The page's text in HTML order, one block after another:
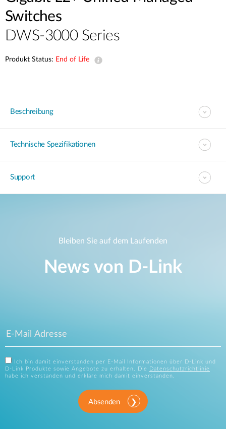
Switches
DWS-3000 Series
Produkt Status: End of Life
Beschreibung
Technische Spezifikationen
Support
Bleiben Sie auf dem Laufenden
News von D‑Link
Ich bin damit einverstanden per E-Mail Informationen über D-Link und
D-Link Produkte sowie Angebote zu erhalten. Die
Datenschutzrichtlinie
habe ich verstanden und erkläre mich damit einverstanden.
Absenden